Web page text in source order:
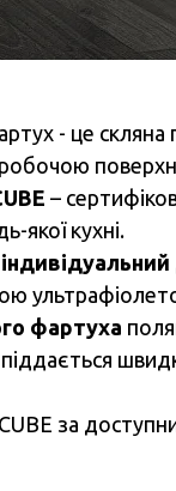
- це
–
якої кухні.
фартуха
за